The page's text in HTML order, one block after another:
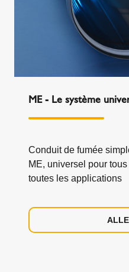
ME - Le système
Conduit de fumée
ME, universel pour
toutes les applications